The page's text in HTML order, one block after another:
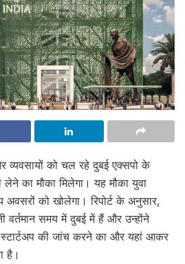
व्यवसायों को चल रहे दुबई एक्सपो के
का मौका मिलेगा। यह मौका युवा
अवसरों को खोलेगा। रिपोर्ट के अनुसार,
वर्तमान समय में दुबई में हैं और उन्होंने
स्टार्टअप की जांच करने का और यहां आकर
है।